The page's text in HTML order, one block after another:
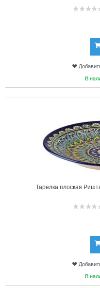
В
Тарелка плоская
В